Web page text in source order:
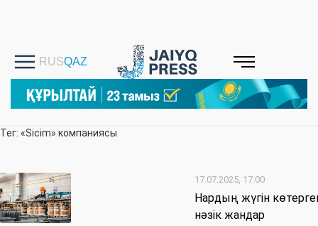
Тег: «Sicim» компаниясы
17.07.2025, 17:00
Нардың жүгін
нәзік жандар